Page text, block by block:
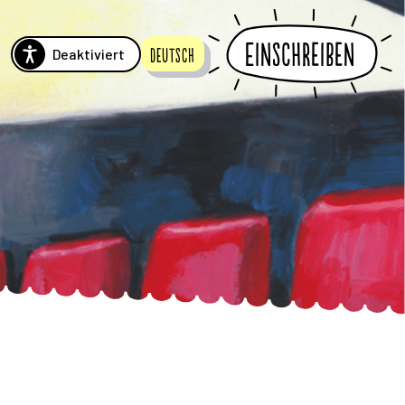
Deaktiviert Deutsch Einschreiben